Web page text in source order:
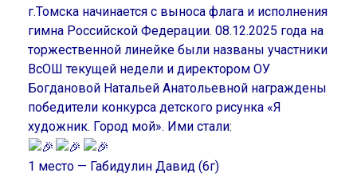
г.Томска начинается с выноса флага и исполнения
гимна Российской Федерации. 08.12.2025 года на
торжественной линейке были названы участники
ВсОШ текущей недели и директором ОУ
Богдановой Натальей Анатольевной награждены
победители конкурса детского рисунка «Я
художник. Город мой». Ими стали:
1 место — Габидулин Давид (6г)